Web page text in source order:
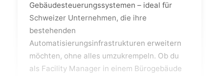
Gebäudesteuerungssystemen – ideal für
Schweizer Unternehmen, die ihre
bestehenden
Automatisierungsinfrastrukturen erweitern
möchten, ohne alles umzukrempeln. Ob du
als Facility Manager in einem Bürogebäude